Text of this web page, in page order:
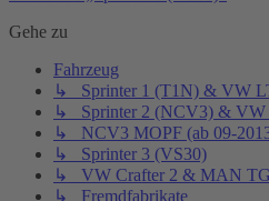
Gehe zu
Fahrzeug
↳ Sprinter 1 (T1N) & VW
↳ Sprinter 2 (NCV3) & VW
↳ NCV3 MOPF (ab 09-
↳ Sprinter 3 (VS30)
↳ VW Crafter 2 & MAN
↳ Fremdfabrikate